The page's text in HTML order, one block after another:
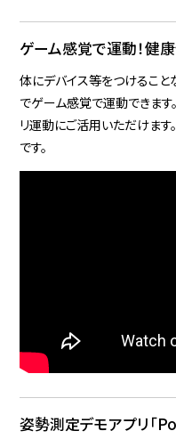
ゲーム感覚で運動！健
体にデバイス等をつけること
でゲーム感覚で運動できます
リ運動にご活用いただけま
です。
姿勢測定デモアプリ「